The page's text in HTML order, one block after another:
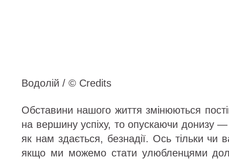
Водолій / © Credits
Обставини нашого життя змінюються
на вершину успіху, то опускаючи донизу
як нам здається, безнадії. Ось тільки чи
якщо ми можемо стати улюбленцями